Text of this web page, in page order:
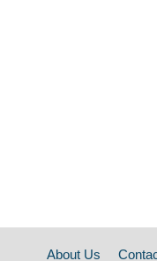
About Us